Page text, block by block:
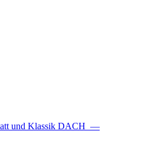
und Klassik DACH —